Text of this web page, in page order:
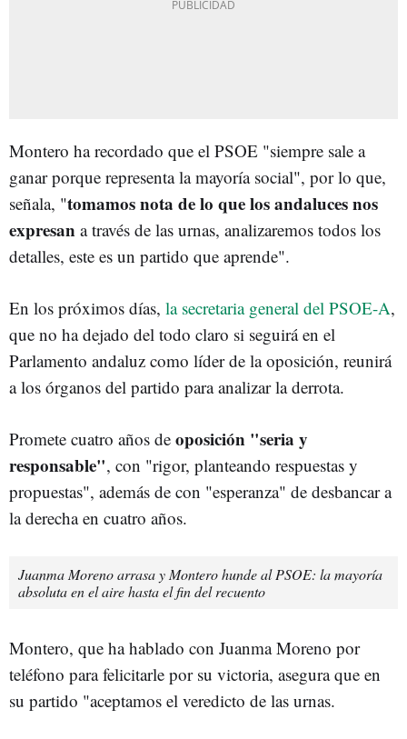
Montero ha recordado que el PSOE "siempre sale a
ganar porque representa la mayoría social", por lo que,
señala, "tomamos nota de lo que los andaluces nos
expresan a través de las urnas, analizaremos todos los
detalles, este es un partido que aprende".
En los próximos días, la secretaria general del PSOE-A,
que no ha dejado del todo claro si seguirá en el
Parlamento andaluz como líder de la oposición, reunirá
a los órganos del partido para analizar la derrota.
Promete cuatro años de oposición "seria y
responsable", con "rigor, planteando respuestas y
propuestas", además de con "esperanza" de desbancar a
la derecha en cuatro años.
Juanma Moreno arrasa y Montero hunde al PSOE: la mayoría
absoluta en el aire hasta el fin del recuento
Montero, que ha hablado con Juanma Moreno por
teléfono para felicitarle por su victoria, asegura que en
su partido "aceptamos el veredicto de las urnas.